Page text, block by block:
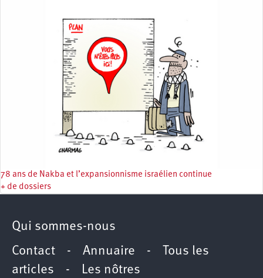
78 ans de Nakba et l’expansionnisme israélien continue
+ de dossiers
Qui sommes-nous
Contact - Annuaire -
Tous les
articles - Les nôtres